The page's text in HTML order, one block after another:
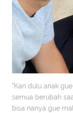
"Kan dulu anak
semua berubah
bisa nanya gue